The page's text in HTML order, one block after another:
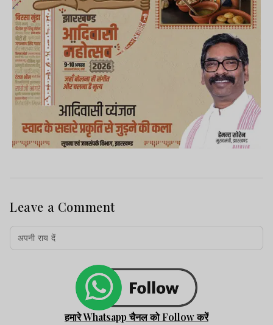
Leave a Comment
हमारे Whatsapp चैनल को Follow करें